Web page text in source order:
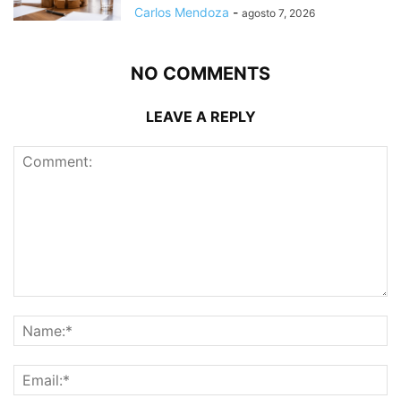
Carlos Mendoza - agosto 7, 2026
NO COMMENTS
LEAVE A REPLY